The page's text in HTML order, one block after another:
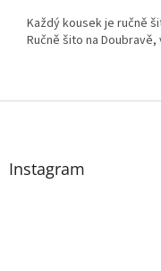
Každý kousek je ručně
Ručně šito na
Z
Instagram